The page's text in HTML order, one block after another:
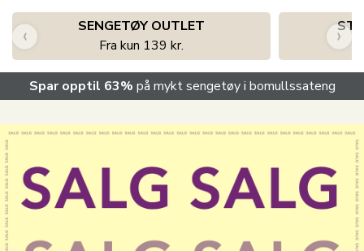
SENGETØY OUTLET
Fra kun 139 kr.
‹ ›
Spar opptil 63% på mykt sengetøy i bomullssateng